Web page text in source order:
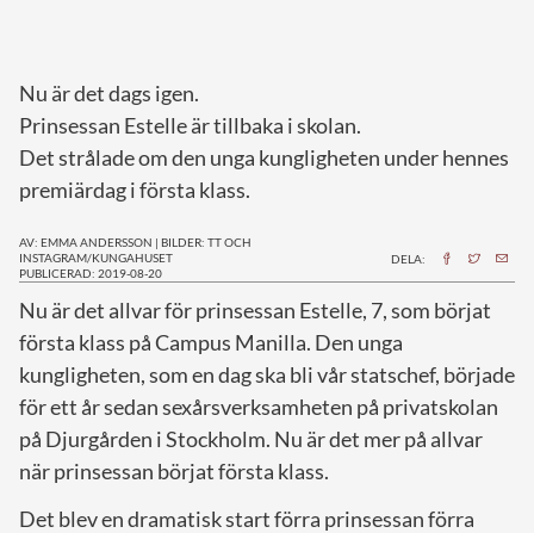
Nu är det dags igen.
Prinsessan Estelle är tillbaka i skolan.
Det strålade om den unga kungligheten under hennes
premiärdag i första klass.
AV: EMMA ANDERSSON | BILDER: TT OCH
INSTAGRAM/KUNGAHUSET
PUBLICERAD: 2019-08-20
DELA:
Nu är det allvar för prinsessan Estelle, 7, som börjat
första klass på Campus Manilla. Den unga
kungligheten, som en dag ska bli vår statschef, började
för ett år sedan sexårsverksamheten på privatskolan
på Djurgården i Stockholm. Nu är det mer på allvar
när prinsessan börjat första klass.
Det blev en dramatisk start förra prinsessan förra